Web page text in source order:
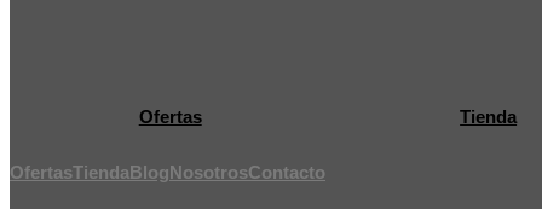
Ofertas Tienda
OfertasTiendaBlogNosotrosContacto